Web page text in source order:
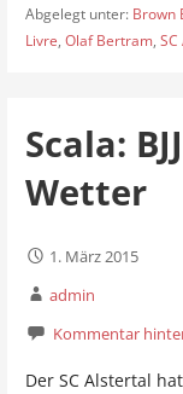
Abgelegt unter: Brown
Livre, Olaf Bertram,
Scala:
Wetter
1. März 2015
admin
Kommentar
Der SC Alstertal